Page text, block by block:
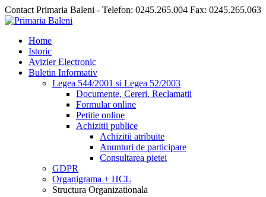
Contact Primaria Baleni - Telefon: 0245.265.004 Fax: 0245.265.063
Home
Istoric
Avizier Electronic
Buletin Informativ
Legea 544/2001 si Legea 52/2003
Documente, Cereri, Reclamatii
Formular online
Petitie online
Achizitii publice
Achizitii atribuite
Anunturi de participare
Consultarea pietei
GDPR
Organigrama + HCL
Structura Organizationala